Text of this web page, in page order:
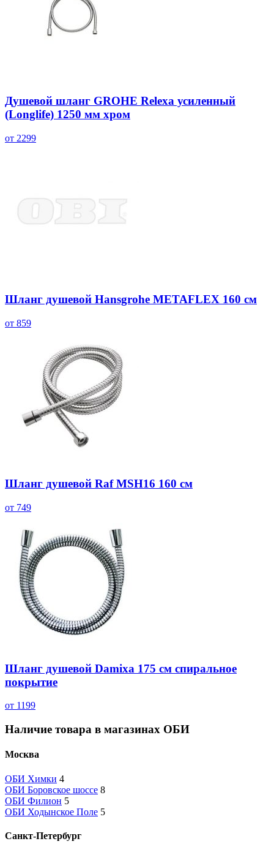
Душевой шланг GROHE Relexa усиленный
(Longlife) 1250 мм хром
от 2299
Шланг душевой Hansgrohe METAFLEX 160 см
от 859
Шланг душевой Raf MSH16 160 см
от 749
Шланг душевой Damixa 175 см спиральное
покрытие
от 1199
Наличие товара в магазинах ОБИ
Москва
ОБИ Химки 4
ОБИ Боровское шоссе 8
ОБИ Филион 5
ОБИ Ходынское Поле 5
Санкт-Петербург